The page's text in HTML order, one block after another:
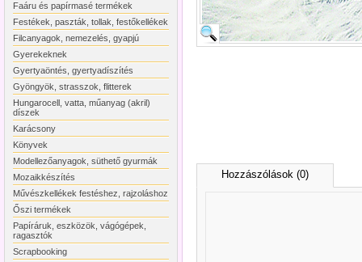
Faáru és papírmasé termékek
Festékek, paszták, tollak, festőkellékek
Filcanyagok, nemezelés, gyapjú
Gyerekeknek
Gyertyaöntés, gyertyadíszítés
Gyöngyök, strasszok, flitterek
Hungarocell, vatta, műanyag (akril)
díszek
Karácsony
Könyvek
Modellezőanyagok, süthető gyurmák
Mozaikkészítés
Művészkellékek festéshez, rajzoláshoz
Őszi termékek
Papíráruk, eszközök, vágógépek,
ragasztók
Scrapbooking
Hozzászólások (0)